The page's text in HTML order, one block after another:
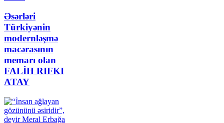
Əsərləri
Türkiyənin
modernləşmə
macərasının
memarı olan
FALİH RIFKI
ATAY